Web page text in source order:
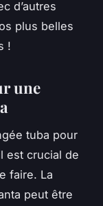
d’autres
plus belles
!
une
tuba pour
est crucial de
faire. La
peut être